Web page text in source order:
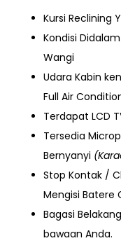
Kursi Reclining
Kondisi
Wangi
Udara Kabin
Full Air
Terdapat LCD
Tersedia
Bernyanyi
Stop Kontak /
Mengisi Batere
Bagasi
bawaan Anda.